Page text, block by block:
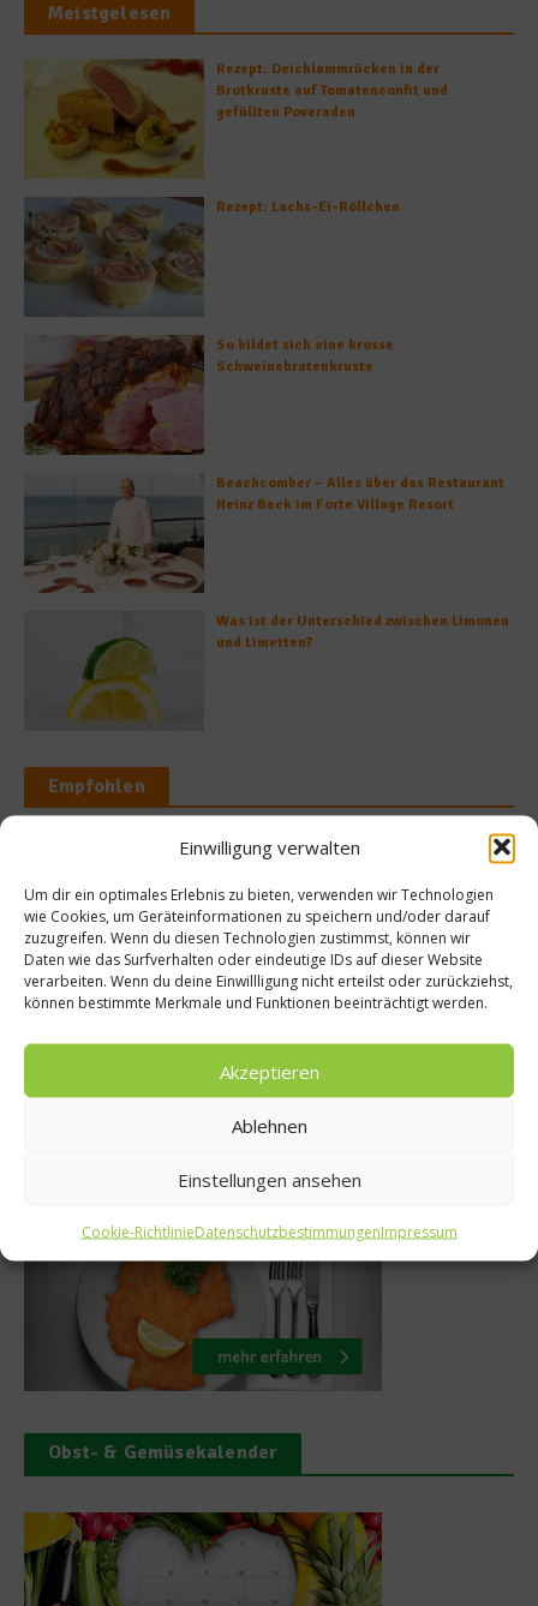
Einwilligung verwalten
Um dir ein optimales Erlebnis zu bieten, verwenden wir Technologien
wie Cookies, um Geräteinformationen zu speichern und/oder darauf
zuzugreifen. Wenn du diesen Technologien zustimmst, können wir
Daten wie das Surfverhalten oder eindeutige IDs auf dieser Website
verarbeiten. Wenn du deine Einwillligung nicht erteilst oder zurückziehst,
können bestimmte Merkmale und Funktionen beeinträchtigt werden.
Akzeptieren
Ablehnen
Einstellungen ansehen
Cookie-RichtlinieDatenschutzbestimmungenImpressum
Meistgelesen
Rezept: Deichlammrücken in der
Brotkruste auf Tomatenconfit und
gefüllten Poveraden
Rezept: Lachs-Ei-Röllchen
So bildet sich eine krosse
Schweinebratenkruste
Beachcomber – Alles über das Restaurant
Heinz Beck im Forte Village Resort
Was ist der Unterschied zwischen Limonen
und Limetten?
Empfohlen
auf der
Kochbücher
Bangkok
Obst- & Gemüsekalender